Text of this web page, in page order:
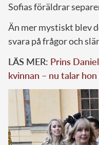
Sofias föräldrar
Än mer mystiskt blev
svara på frågor och
LÄS MER: Prins
kvinnan – nu talar